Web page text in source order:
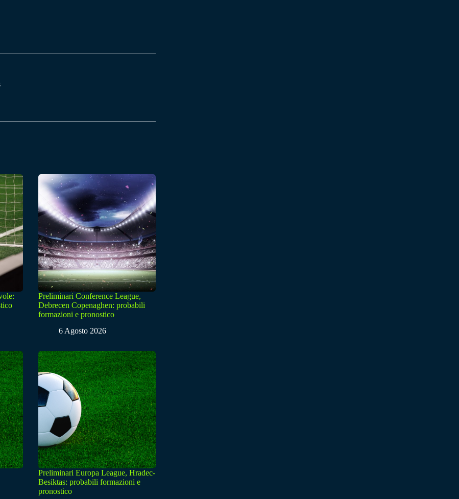
Preliminari Conference League,
Debrecen Copenaghen: probabili
formazioni e pronostico
6 Agosto 2026
Preliminari Europa League, Hradec-
Besiktas: probabili formazioni e
pronostico